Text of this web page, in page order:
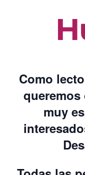
Como
muy